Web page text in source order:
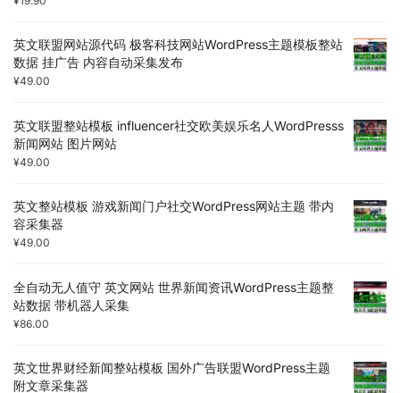
英文联盟网站源代码 极客科技网站WordPress主题模板整站
数据 挂广告 内容自动采集发布
¥49.00
英文联盟整站模板 influencer社交欧美娱乐名人WordPresss
新闻网站 图片网站
¥49.00
英文整站模板 游戏新闻门户社交WordPress网站主题 带内
容采集器
¥49.00
全自动无人值守 英文网站 世界新闻资讯WordPress主题整
站数据 带机器人采集
¥86.00
英文世界财经新闻整站模板 国外广告联盟WordPress主题
附文章采集器